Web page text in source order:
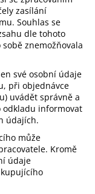
zasílání
Souhlas se
dle tohoto
znemožňovala
své osobní údaje
při objednávce
uvádět správně a
odkladu informovat
údajích.
může
Kromě
údaje